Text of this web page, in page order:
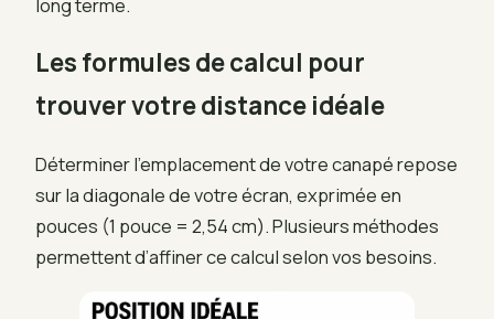
Les formules de calcul pour
trouver votre distance idéale
Déterminer l’emplacement de votre canapé repose
sur la diagonale de votre écran, exprimée en
pouces (1 pouce = 2,54 cm). Plusieurs méthodes
permettent d’affiner ce calcul selon vos besoins.